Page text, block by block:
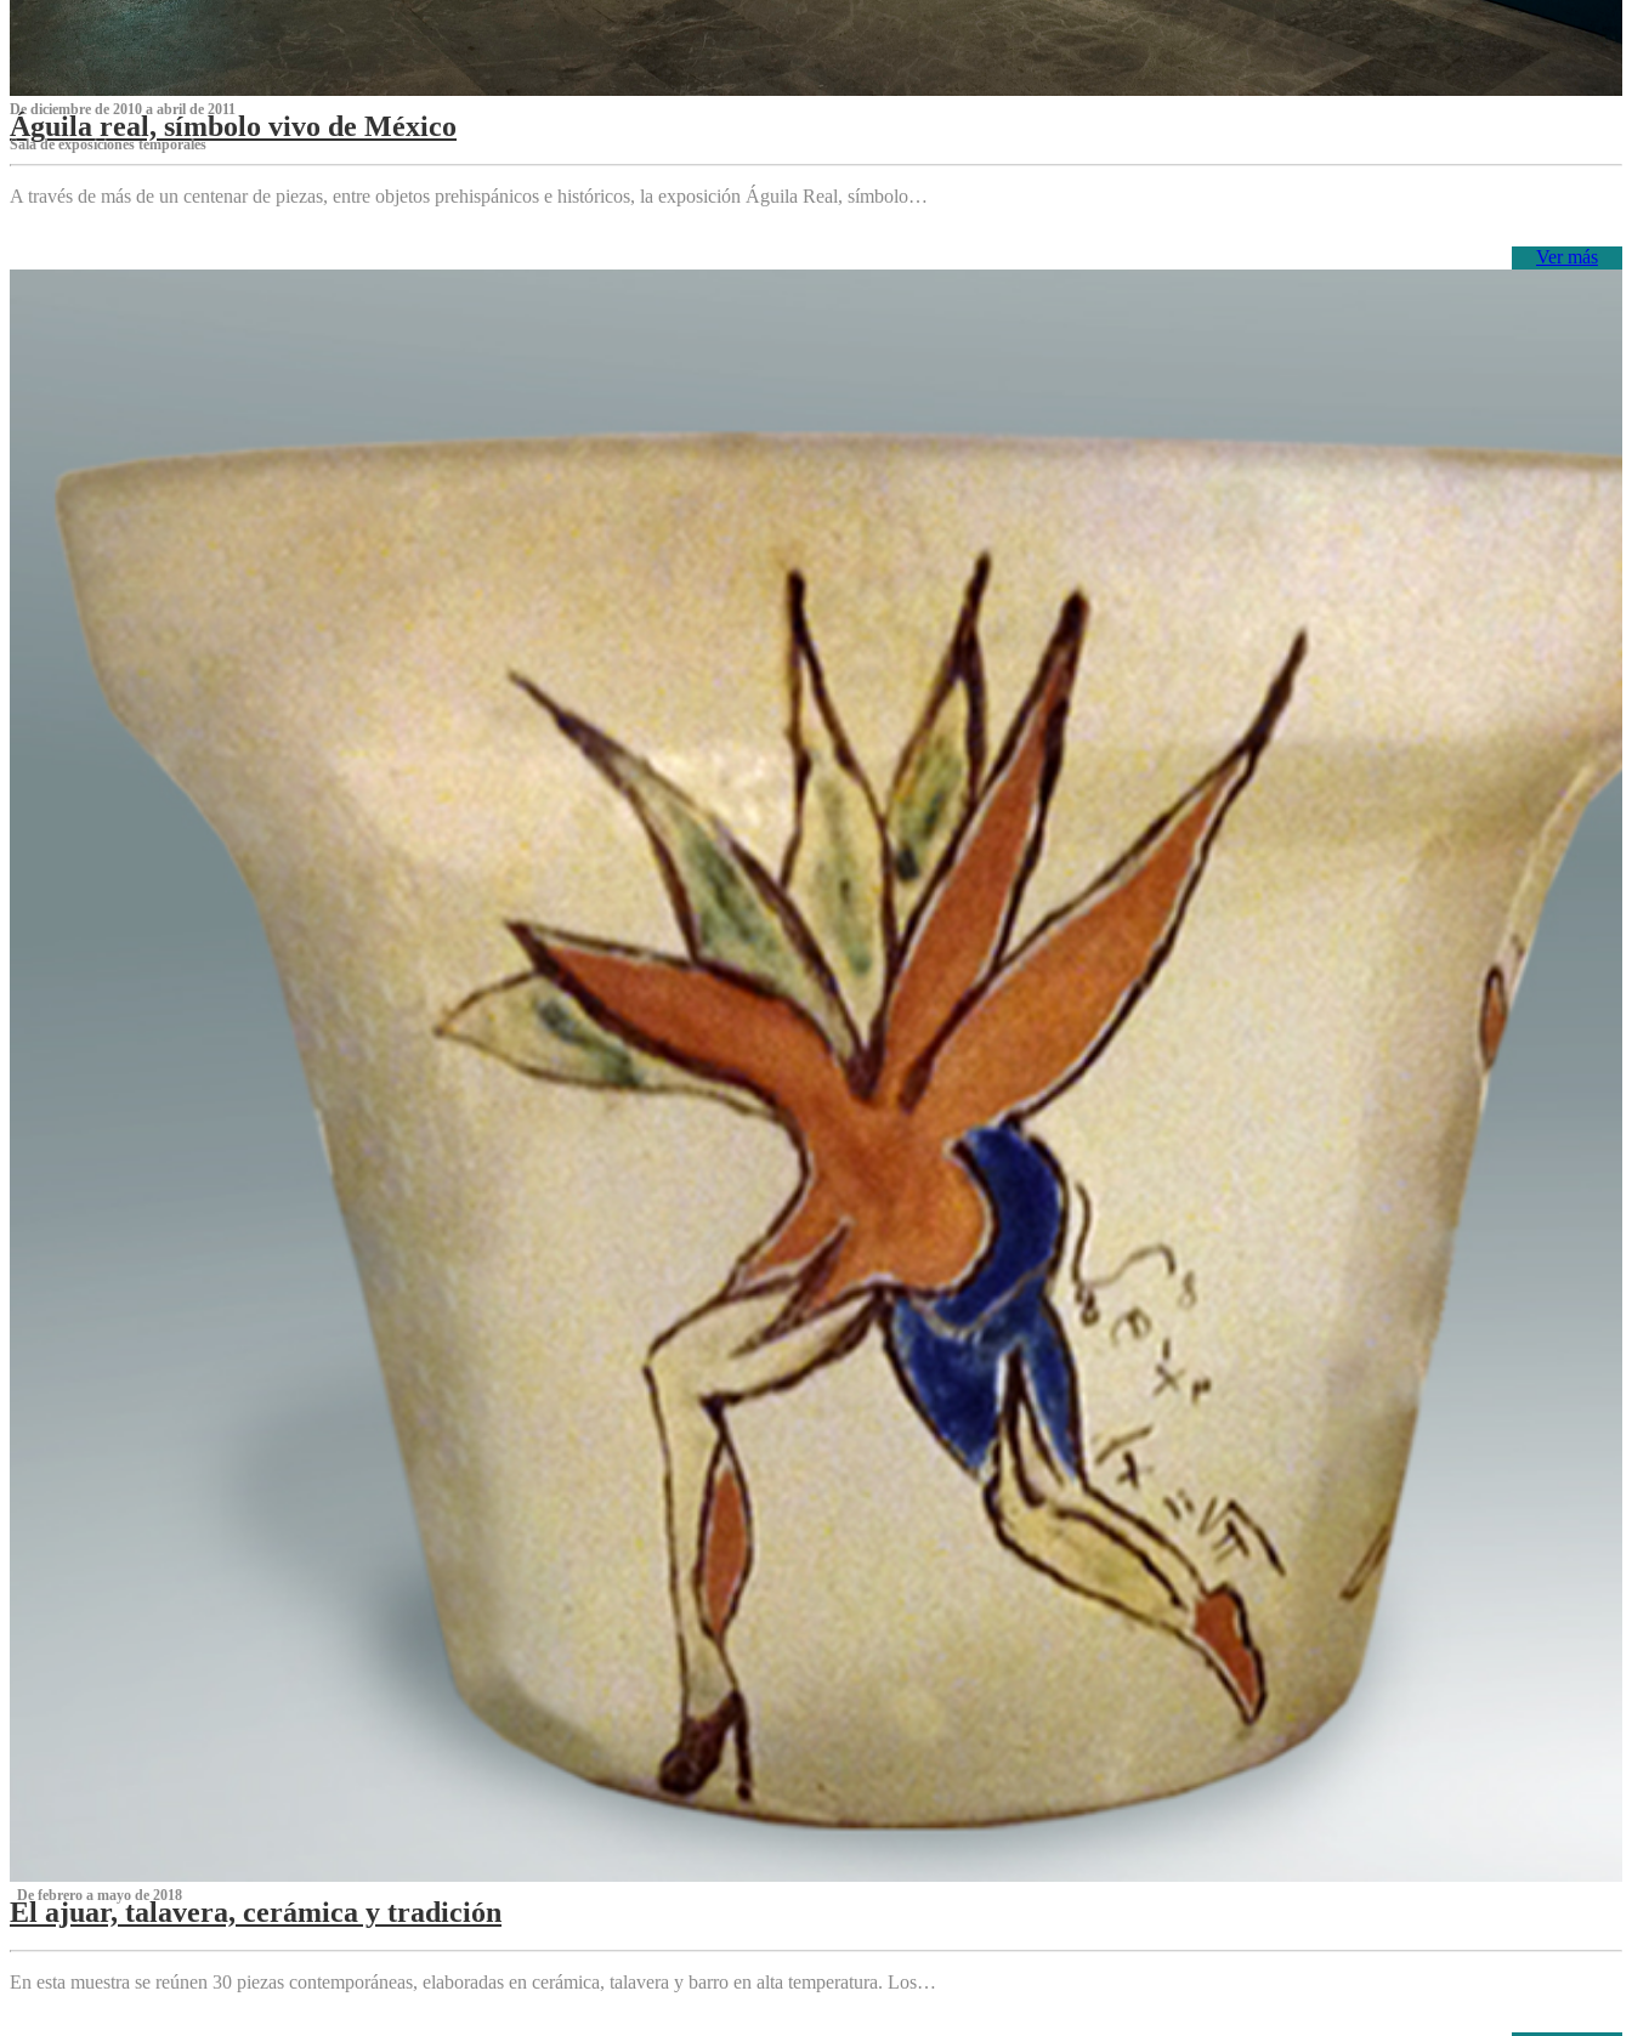
De diciembre de 2010 a abril de 2011
Águila real, símbolo vivo de México
Sala de exposiciones temporales
A través de más de un centenar de piezas, entre objetos prehispánicos e históricos, la exposición Águila Real, símbolo…
Ver más
‌ De febrero a mayo de 2018
El ajuar, talavera, cerámica y tradición
‌
En esta muestra se reúnen 30 piezas contemporáneas, elaboradas en cerámica, talavera y barro en alta temperatura. Los…